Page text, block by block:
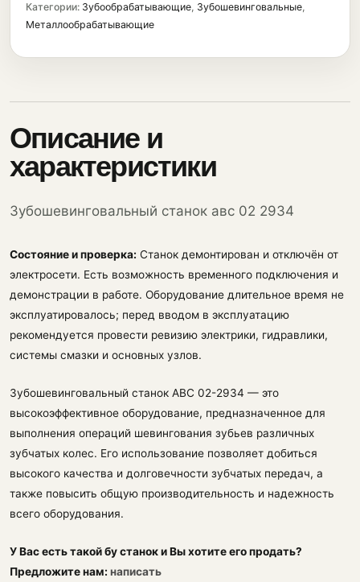
Категории: Зубообрабатывающие, Зубошевинговальные,
Металлообрабатывающие
Описание и
характеристики
Зубошевинговальный станок авс 02 2934
Состояние и проверка: Станок демонтирован и отключён от
электросети. Есть возможность временного подключения и
демонстрации в работе. Оборудование длительное время не
эксплуатировалось; перед вводом в эксплуатацию
рекомендуется провести ревизию электрики, гидравлики,
системы смазки и основных узлов.
Зубошевинговальный станок АВС 02-2934 — это
высокоэффективное оборудование, предназначенное для
выполнения операций шевингования зубьев различных
зубчатых колес. Его использование позволяет добиться
высокого качества и долговечности зубчатых передач, а
также повысить общую производительность и надежность
всего оборудования.
У Вас есть такой бу станок и Вы хотите его продать?
Предложите нам: написать